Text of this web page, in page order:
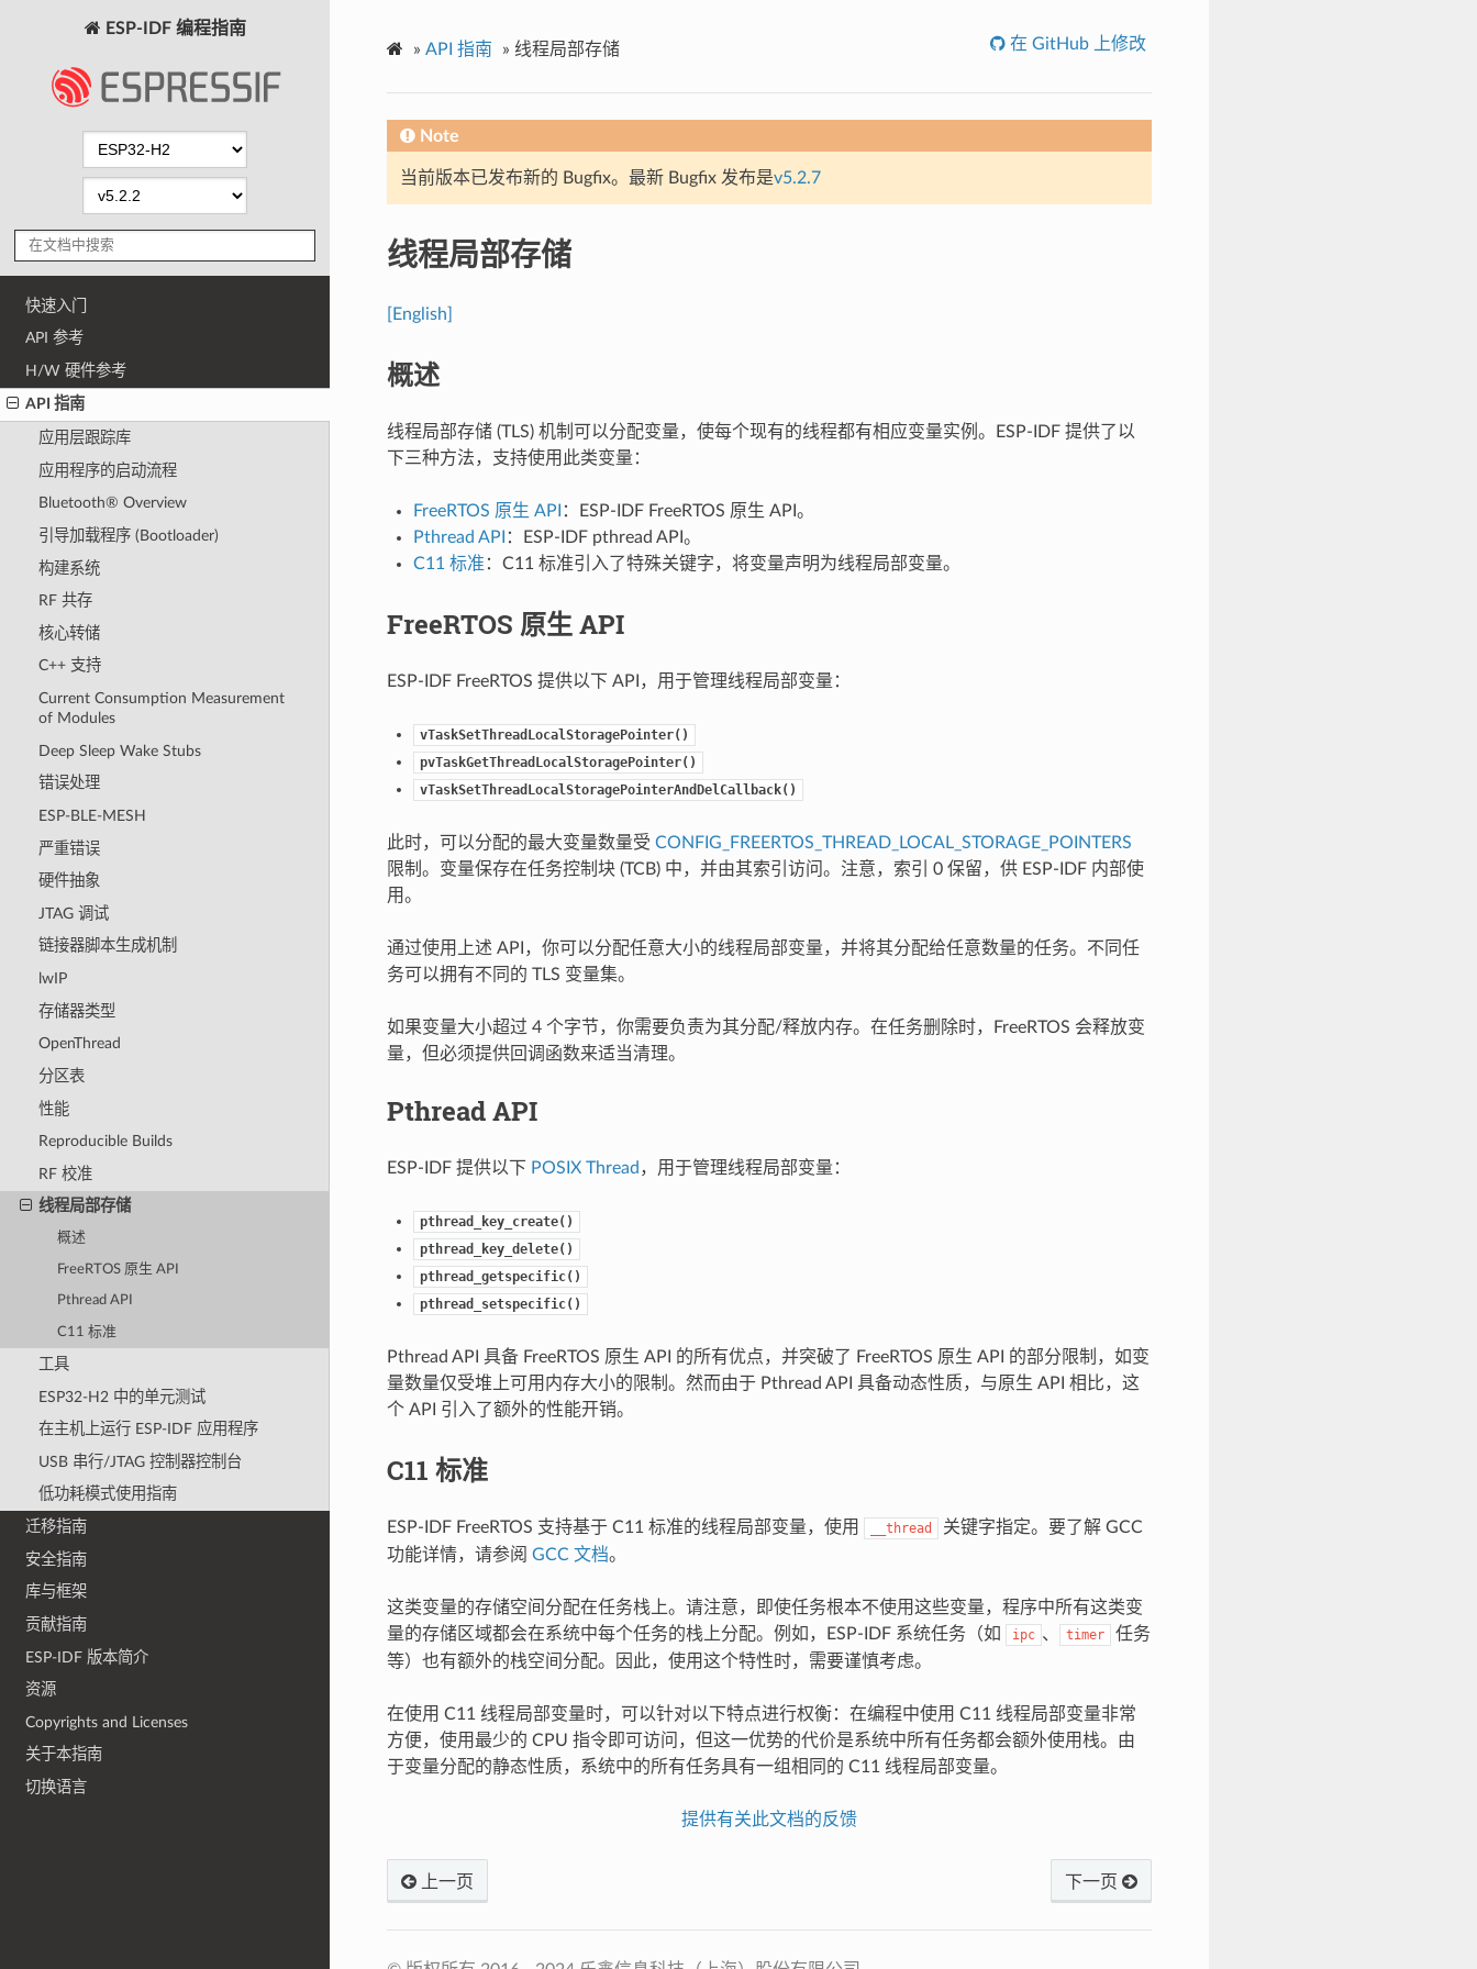
ESP-IDF 编程指南
快速入门
API 参考
H/W 硬件参考
API 指南
应用层跟踪库
应用程序的启动流程
Bluetooth® Overview
引导加载程序 (Bootloader)
构建系统
RF 共存
核心转储
C++ 支持
Current Consumption Measurement
of Modules
Deep Sleep Wake Stubs
错误处理
ESP-BLE-MESH
严重错误
硬件抽象
JTAG 调试
链接器脚本生成机制
lwIP
存储器类型
OpenThread
分区表
性能
Reproducible Builds
RF 校准
线程局部存储
概述
FreeRTOS 原生 API
Pthread API
C11 标准
工具
ESP32-H2 中的单元测试
在主机上运行 ESP-IDF 应用程序
USB 串行/JTAG 控制器控制台
低功耗模式使用指南
迁移指南
安全指南
库与框架
贡献指南
ESP-IDF 版本简介
资源
Copyrights and Licenses
关于本指南
切换语言
» API 指南 » 线程局部存储 在 GitHub 上修改
Note
当前版本已发布新的 Bugfix。最新 Bugfix 发布是v5.2.7
线程局部存储
[English]
概述
线程局部存储 (TLS) 机制可以分配变量，使每个现有的线程都有相应变量实例。ESP-IDF 提供了以
下三种方法，支持使用此类变量：
FreeRTOS 原生 API ：ESP-IDF FreeRTOS 原生 API。
Pthread API ：ESP-IDF pthread API。
C11 标准 ：C11 标准引入了特殊关键字，将变量声明为线程局部变量。
FreeRTOS 原生 API
ESP-IDF FreeRTOS 提供以下 API，用于管理线程局部变量：
vTaskSetThreadLocalStoragePointer()
pvTaskGetThreadLocalStoragePointer()
vTaskSetThreadLocalStoragePointerAndDelCallback()
此时，可以分配的最大变量数量受 CONFIG_FREERTOS_THREAD_LOCAL_STORAGE_POINTERS
限制。变量保存在任务控制块 (TCB) 中，并由其索引访问。注意，索引 0 保留，供 ESP-IDF 内部使
用。
通过使用上述 API，你可以分配任意大小的线程局部变量，并将其分配给任意数量的任务。不同任
务可以拥有不同的 TLS 变量集。
如果变量大小超过 4 个字节，你需要负责为其分配/释放内存。在任务删除时，FreeRTOS 会释放变
量，但必须提供回调函数来适当清理。
Pthread API
ESP-IDF 提供以下 POSIX Thread ，用于管理线程局部变量：
pthread_key_create()
pthread_key_delete()
pthread_getspecific()
pthread_setspecific()
Pthread API 具备 FreeRTOS 原生 API 的所有优点，并突破了 FreeRTOS 原生 API 的部分限制，如变
量数量仅受堆上可用内存大小的限制。然而由于 Pthread API 具备动态性质，与原生 API 相比，这
个 API 引入了额外的性能开销。
C11 标准
ESP-IDF FreeRTOS 支持基于 C11 标准的线程局部变量，使用 __thread
关键字指定。要了解 GCC
功能详情，请参阅 GCC 文档。
这类变量的存储空间分配在任务栈上。请注意，即使任务根本不使用这些变量，程序中所有这类变
量的存储区域都会在系统中每个任务的栈上分配。例如，ESP-IDF 系统任务（如
ipc 、 timer
任务
等）也有额外的栈空间分配。因此，使用这个特性时，需要谨慎考虑。
在使用 C11 线程局部变量时，可以针对以下特点进行权衡：在编程中使用 C11 线程局部变量非常
方便，使用最少的 CPU 指令即可访问，但这一优势的代价是系统中所有任务都会额外使用栈。由
于变量分配的静态性质，系统中的所有任务具有一组相同的 C11 线程局部变量。
提供有关此文档的反馈
上一页 下一页